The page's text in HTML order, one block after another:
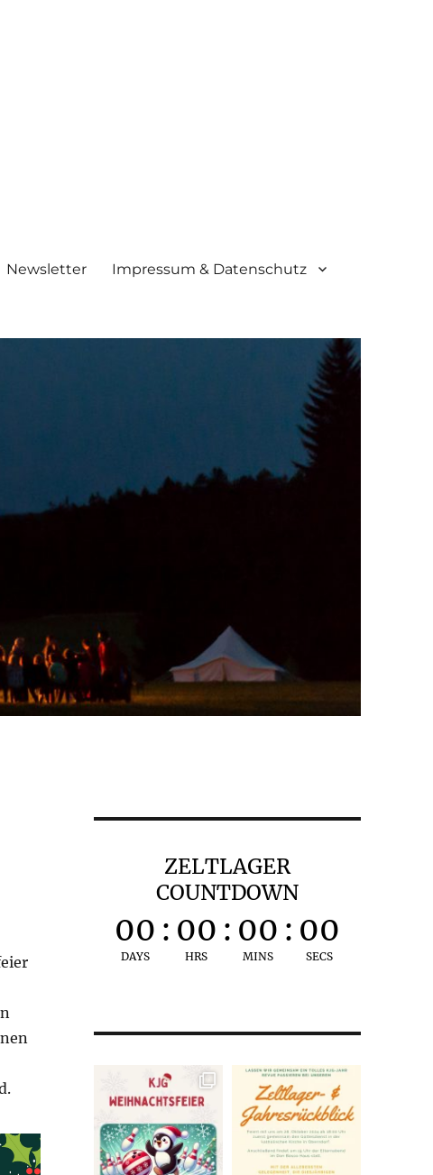
Newsletter Impressum & Datenschutz
ZELTLAGER
COUNTDOWN
00
DAYS
: 00
HRS
: 00
MINS
: 00
SECS